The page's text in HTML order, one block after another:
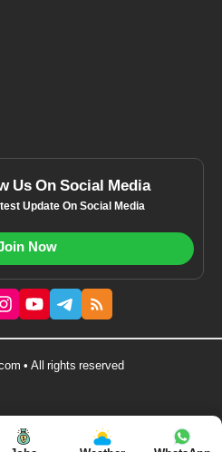
Us On Social Media
Update On Social Media
Now
• All rights reserved